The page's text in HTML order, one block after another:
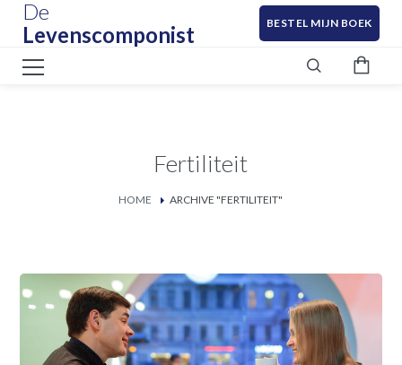
De
Levenscomponist
BESTEL MIJN BOEK
Fertiliteit
HOME ARCHIVE "FERTILITEIT"